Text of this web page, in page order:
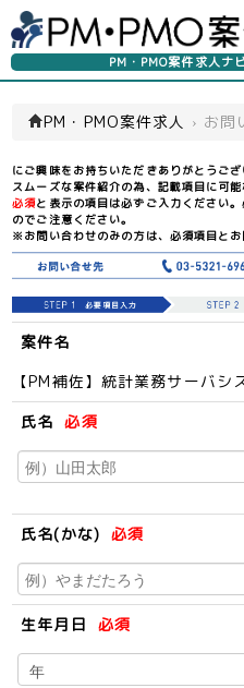
PM・PMO案件求人ナ
PM・PMO案件求人 › お問
にご興味をお持ちいただきありがとうござ
スムーズな案件紹介の為、記載項目に可能
必須と表示の項目は必ずご入力ください
のでご注意ください。
※お問い合わせのみの方は、必須項目とお
案件名
【PM補佐】統計業務サーバ
氏名 必須
氏名(かな) 必須
生年月日 必須